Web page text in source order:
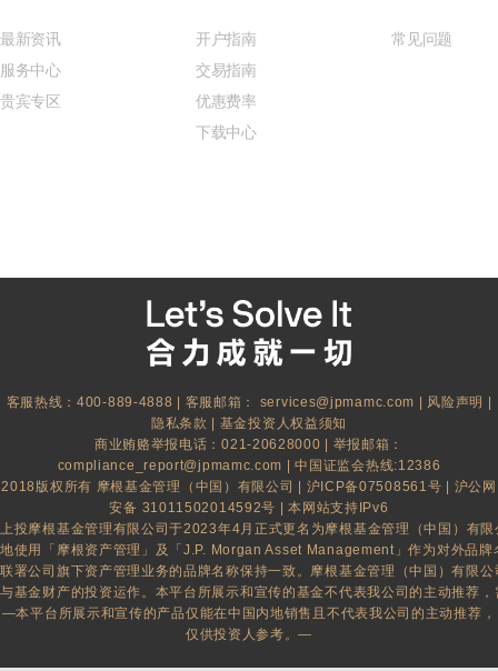
最新资讯
服务中心
贵宾专区
开户指南
交易指南
优惠费率
下载中心
常见问题
客服热线：400-889-4888 | 客服邮箱： services@jpmamc.com 风险声明
隐私条款
基金投资人权益须知
商业贿赂举报电话：021-20628000 | 举报邮箱：
compliance_report@jpmamc.com
| 中国证监会热线:12386
2018版权所有 摩根基金管理（中国）有限公司 | 沪ICP备07508561号
沪公网
安备 31011502014592号
| 本网站支持IPv6
上投摩根基金管理有限公司于2023年4月正式更名为摩根基金管理（中国）有
地使用「摩根资产管理」及「J.P. Morgan Asset Management」作为对外品
联署公司旗下资产管理业务的品牌名称保持一致。摩根基金管理（中国）有限
与基金财产的投资运作。本平台所展示和宣传的基金不代表我公司的主动推荐
—本平台所展示和宣传的产品仅能在中国内地销售且不代表我公司的主动推荐，
仅供投资人参考。—